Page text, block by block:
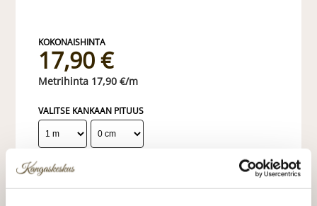
17,90 €
17,90 €/m
VALITSE KANKAAN PITUUS